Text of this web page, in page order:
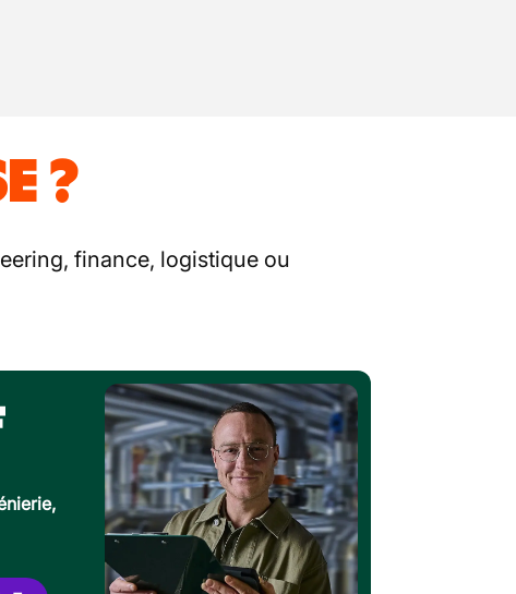
?
finance, logistique ou